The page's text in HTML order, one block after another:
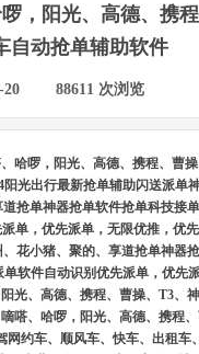
，阳光、高德、携
自动抢单辅助软件
20 88611 次浏览
啰，阳光、高德、携程、曹
光出行最新抢单辅助闪送派
抢单神器抢单软件抢单科技
，优先派单，无限优推，优
花小猪、聚的、享道抢单神
软件自动识别优先派单，优先
、高德、携程、曹操、T3
嗒、哈啰，阳光、高德、携
约车、顺风车、快车、出租